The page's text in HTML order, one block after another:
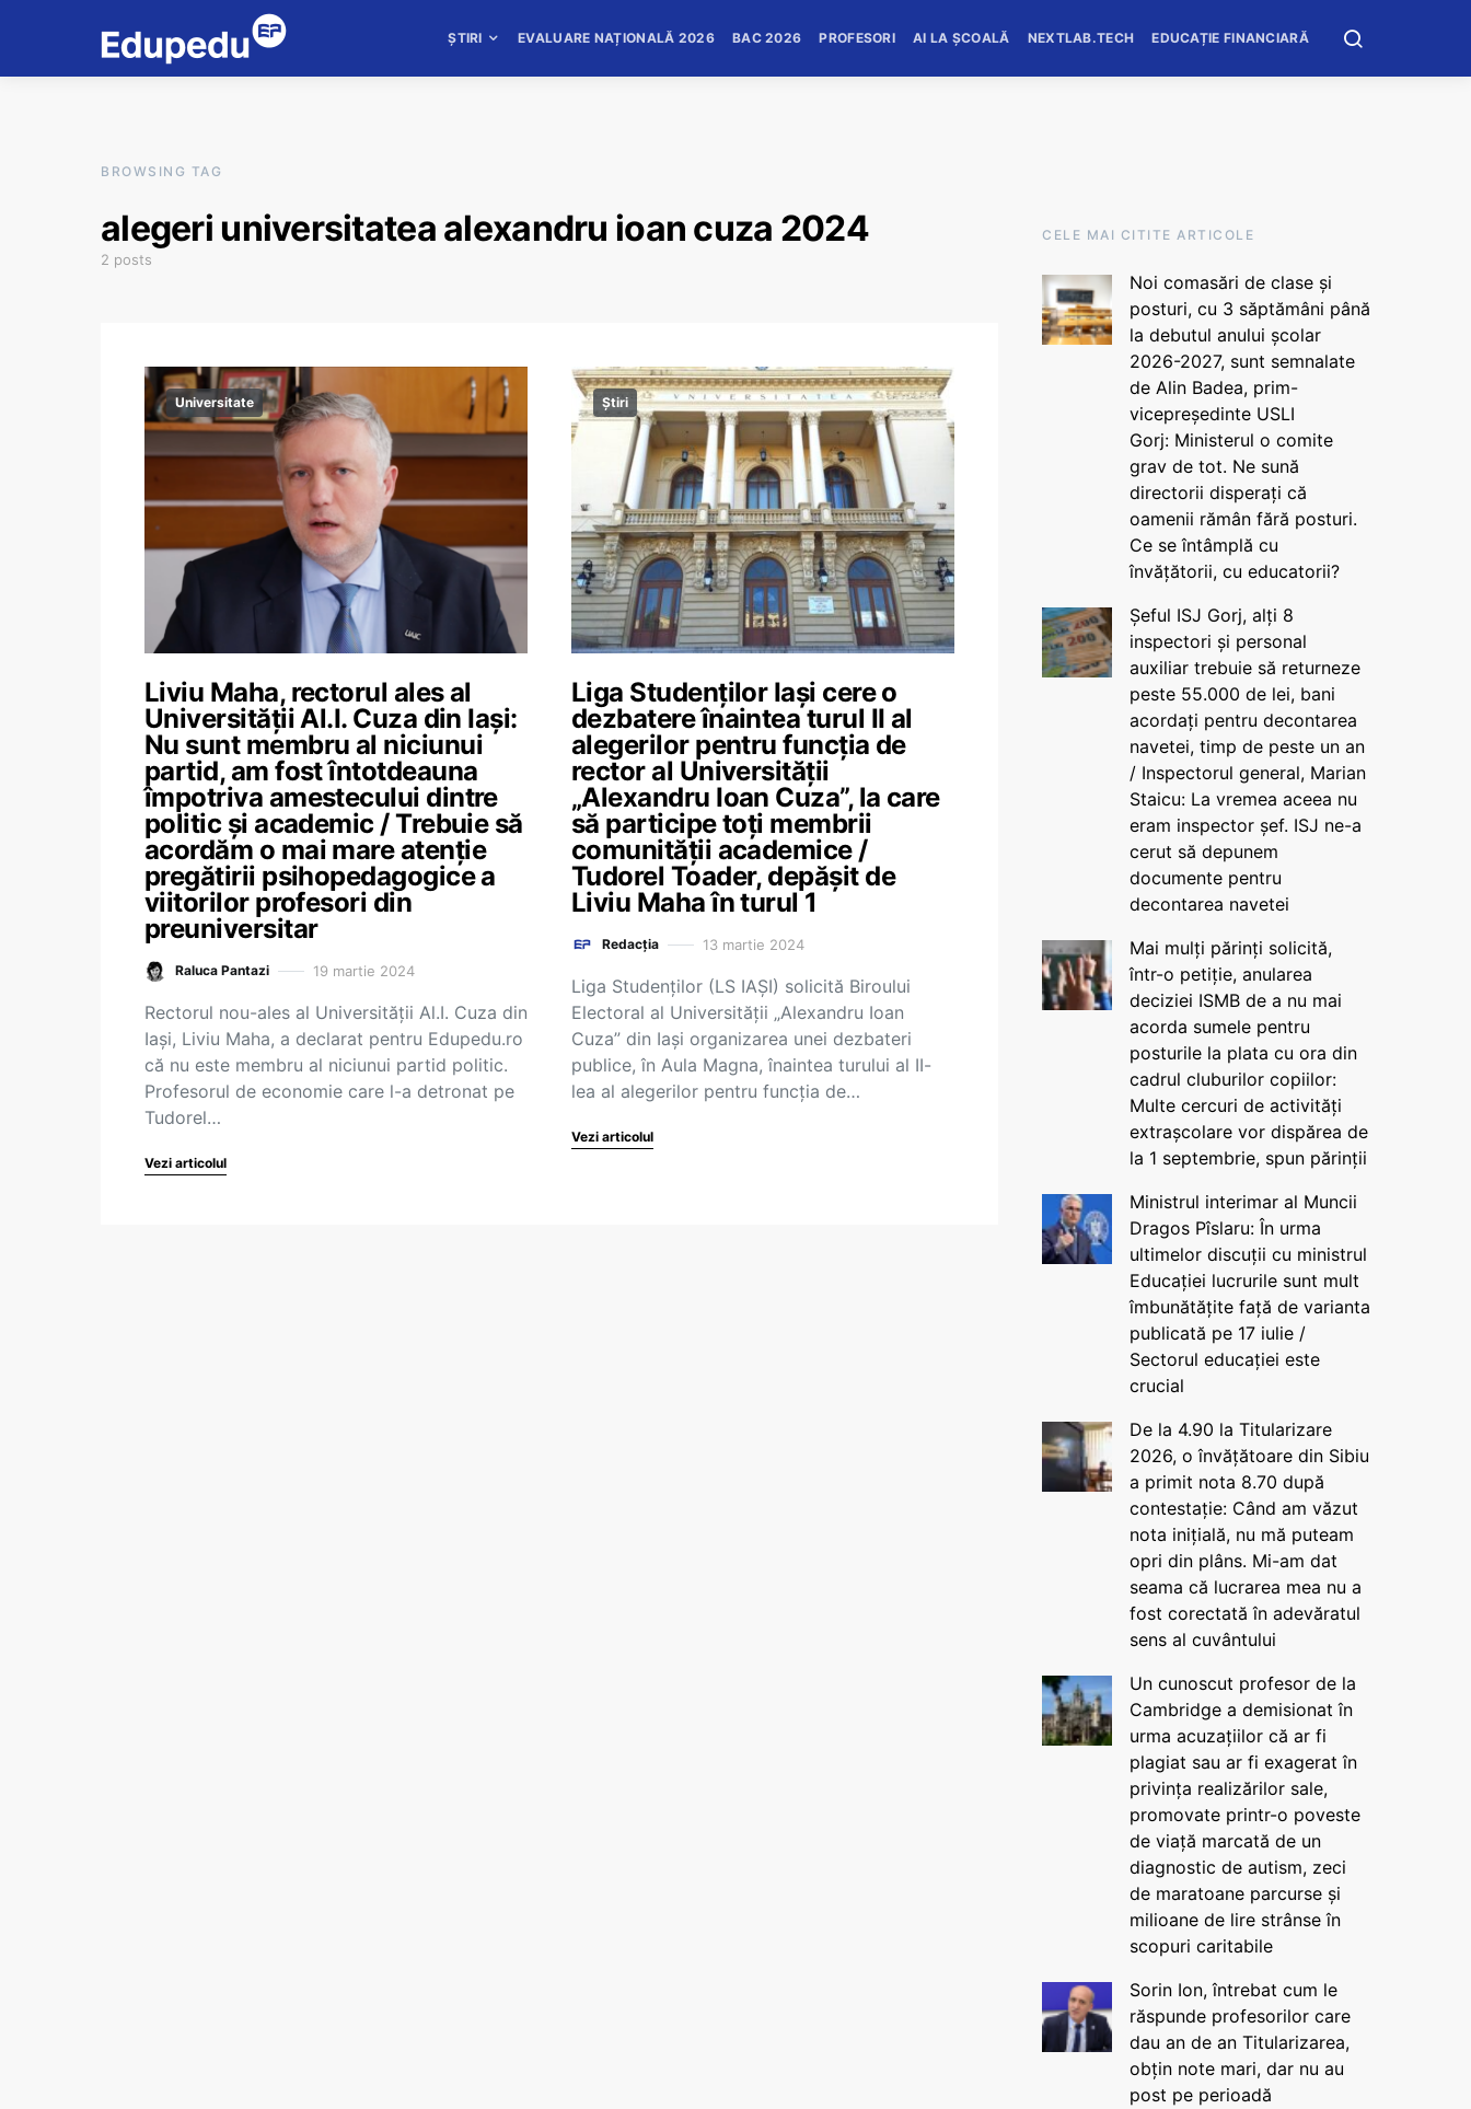
ȘTIRI EVALUARE NAȚIONALĂ 2026 BAC 2026 PROFESORI AI LA ȘCOALĂ NEXTLAB.TECH EDUCAȚIE FINANCIARĂ
BROWSING TAG
alegeri universitatea alexandru ioan cuza 2024
2 posts
Universitate
Liviu Maha, rectorul ales al
Universității Al.I. Cuza din Iași:
Nu sunt membru al niciunui
partid, am fost întotdeauna
împotriva amestecului dintre
politic și academic / Trebuie să
acordăm o mai mare atenție
pregătirii psihopedagogice a
viitorilor profesori din
preuniversitar
Raluca Pantazi 19 martie 2024
Rectorul nou-ales al Universității Al.I. Cuza din
Iași, Liviu Maha, a declarat pentru Edupedu.ro
că nu este membru al niciunui partid politic.
Profesorul de economie care l-a detronat pe
Tudorel…
Vezi articolul
Știri
Liga Studenţilor Iași cere o
dezbatere înaintea turul II al
alegerilor pentru funcția de
rector al Universității
„Alexandru Ioan Cuza”, la care
să participe toți membrii
comunității academice /
Tudorel Toader, depășit de
Liviu Maha în turul 1
Redacția 13 martie 2024
Liga Studenţilor (LS IAŞI) solicită Biroului
Electoral al Universității „Alexandru Ioan
Cuza” din Iași organizarea unei dezbateri
publice, în Aula Magna, înaintea turului al II-
lea al alegerilor pentru funcția de…
Vezi articolul
CELE MAI CITITE ARTICOLE
Noi comasări de clase și
posturi, cu 3 săptămâni până
la debutul anului școlar
2026-2027, sunt semnalate
de Alin Badea, prim-
vicepreședinte USLI
Gorj: Ministerul o comite
grav de tot. Ne sună
directorii disperați că
oamenii rămân fără posturi.
Ce se întâmplă cu
învățătorii, cu educatorii?
Șeful ISJ Gorj, alți 8
inspectori și personal
auxiliar trebuie să returneze
peste 55.000 de lei, bani
acordați pentru decontarea
navetei, timp de peste un an
/ Inspectorul general, Marian
Staicu: La vremea aceea nu
eram inspector șef. ISJ ne-a
cerut să depunem
documente pentru
decontarea navetei
Mai mulți părinți solicită,
într-o petiție, anularea
deciziei ISMB de a nu mai
acorda sumele pentru
posturile la plata cu ora din
cadrul cluburilor copiilor:
Multe cercuri de activități
extrașcolare vor dispărea de
la 1 septembrie, spun părinții
Ministrul interimar al Muncii
Dragos Pîslaru: În urma
ultimelor discuții cu ministrul
Educației lucrurile sunt mult
îmbunătățite față de varianta
publicată pe 17 iulie /
Sectorul educației este
crucial
De la 4.90 la Titularizare
2026, o învățătoare din Sibiu
a primit nota 8.70 după
contestație: Când am văzut
nota inițială, nu mă puteam
opri din plâns. Mi-am dat
seama că lucrarea mea nu a
fost corectată în adevăratul
sens al cuvântului
Un cunoscut profesor de la
Cambridge a demisionat în
urma acuzațiilor că ar fi
plagiat sau ar fi exagerat în
privința realizărilor sale,
promovate printr-o poveste
de viață marcată de un
diagnostic de autism, zeci
de maratoane parcurse și
milioane de lire strânse în
scopuri caritabile
Sorin Ion, întrebat cum le
răspunde profesorilor care
dau an de an Titularizarea,
obțin note mari, dar nu au
post pe perioadă